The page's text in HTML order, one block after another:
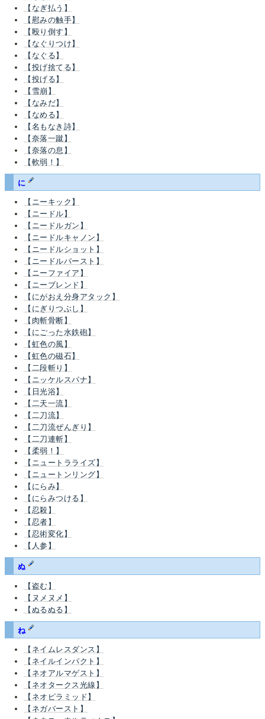
【なぎ払う】
【慰みの触手】
【殴り倒す】
【なぐりつけ】
【なぐる】
【投げ捨てる】
【投げる】
【雪崩】
【なみだ】
【なめる】
【名もなき詩】
【奈落一蹴】
【奈落の息】
【軟弱！】
に
【ニーキック】
【ニードル】
【ニードルガン】
【ニードルキャノン】
【ニードルショット】
【ニードルバースト】
【ニーファイア】
【ニーブレンド】
【にがおえ分身アタック】
【にぎりつぶし】
【肉斬骨断】
【にごった水鉄砲】
【虹色の風】
【虹色の磁石】
【二段斬り】
【ニッケルスパナ】
【日光浴】
【二天一流】
【二刀流】
【二刀流ぜんぎり】
【二刀連斬】
【柔弱！】
【ニュートラライズ】
【ニュートンリング】
【にらみ】
【にらみつける】
【忍殺】
【忍者】
【忍術変化】
【人参】
ぬ
【盗む】
【ヌメヌメ】
【ぬるぬる】
ね
【ネイムレスダンス】
【ネイルインパクト】
【ネオアルマゲスト】
【ネオタークス光線】
【ネオピラミッド】
【ネガバースト】